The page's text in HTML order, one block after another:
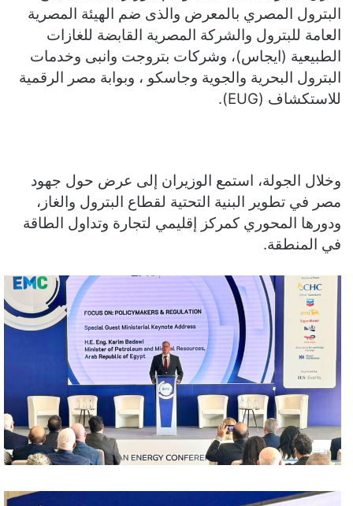
البترول المصري بالمعرض والذى ضم الهيئة المصرية
العامة للبترول والشركة المصرية القابضة للغازات
الطبيعية (ايجاس)، وشركات بتروجت وانبى وخدمات
البترول البحرية والجوية وجاسكو ، وبوابة مصر الرقمية
للاستكشاف (EUG).
وخلال الجولة، استمع الوزيران إلى عرض حول جهود
مصر في تطوير البنية التحتية لقطاع البترول والغاز،
ودورها المحوري كمركز إقليمي لتجارة وتداول الطاقة
في المنطقة.